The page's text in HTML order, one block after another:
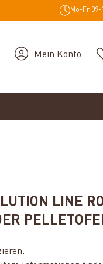
Mo-Fr 09-
Mein Konto
LINE